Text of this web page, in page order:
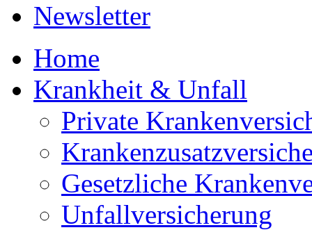
Newsletter
Home
Krankheit & Unfall
Private
Gesetzliche
Unfallversicherung